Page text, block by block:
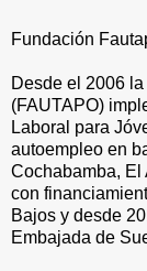
Fundación
Desde el 2006
(FAUTAPO)
Laboral para
autoempleo en
Cochabamba, El
con
Bajos y desde
Embajada de